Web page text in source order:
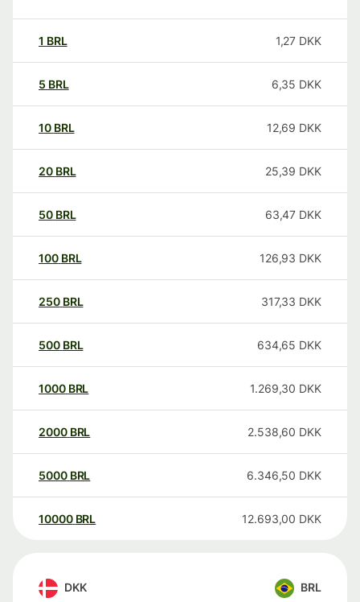
1 BRL 1,27 DKK
5 BRL 6,35 DKK
10 BRL 12,69 DKK
20 BRL 25,39 DKK
50 BRL 63,47 DKK
100 BRL 126,93 DKK
250 BRL 317,33 DKK
500 BRL 634,65 DKK
1000 BRL 1.269,30 DKK
2000 BRL 2.538,60 DKK
5000 BRL 6.346,50 DKK
10000 BRL 12.693,00 DKK
DKK BRL